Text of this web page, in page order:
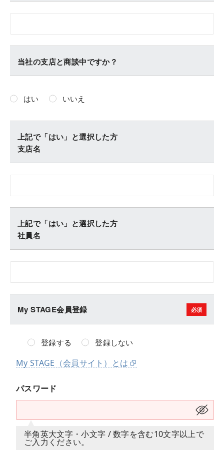
当社の支店と商談中ですか？
はい いいえ
上記で「はい」と選択した方
支店名
上記で「はい」と選択した方
社員名
My STAGE会員登録
登録する 登録しない
My STAGE（会員サイト）とは
パスワード
半角英大文字・小文字 / 数字を含む10文字以上で
ご入力ください。